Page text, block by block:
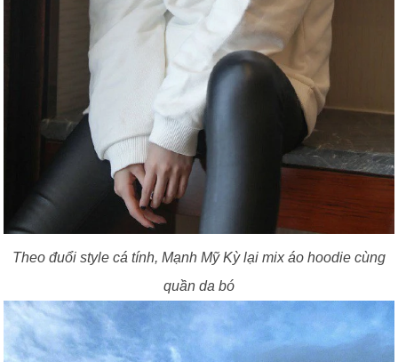
Theo đuổi style cá tính, Mạnh Mỹ Kỳ lại mix áo hoodie cùng
quần da bó